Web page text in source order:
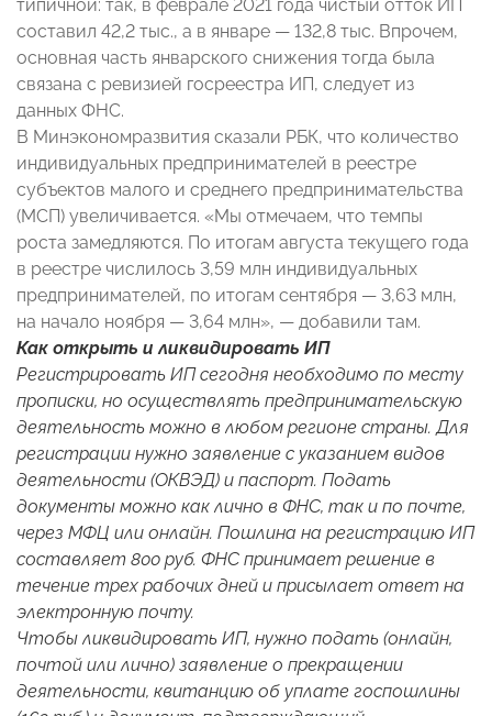
типичной: так, в феврале 2021 года чистый отток ИП
составил 42,2 тыс., а в январе — 132,8 тыс. Впрочем,
основная часть январского снижения тогда была
связана с ревизией госреестра ИП, следует из
данных ФНС.
В Минэкономразвития сказали РБК, что количество
индивидуальных предпринимателей в реестре
субъектов малого и среднего предпринимательства
(МСП) увеличивается. «Мы отмечаем, что темпы
роста замедляются. По итогам августа текущего года
в реестре числилось 3,59 млн индивидуальных
предпринимателей, по итогам сентября — 3,63 млн,
на начало ноября — 3,64 млн», — добавили там.
Как открыть и ликвидировать ИП
Регистрировать ИП сегодня необходимо по месту
прописки, но осуществлять предпринимательскую
деятельность можно в любом регионе страны. Для
регистрации нужно заявление с указанием видов
деятельности (ОКВЭД) и паспорт. Подать
документы можно как лично в ФНС, так и по почте,
через МФЦ или онлайн. Пошлина на регистрацию ИП
составляет 800 руб. ФНС принимает решение в
течение трех рабочих дней и присылает ответ на
электронную почту.
Чтобы ликвидировать ИП, нужно подать (онлайн,
почтой или лично) заявление о прекращении
деятельности, квитанцию об уплате госпошлины